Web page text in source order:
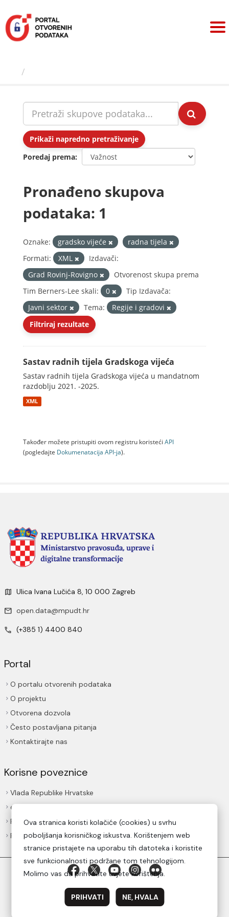
sadržaj
Prikaži napredno pretraživanje
Poredaj prema
Pronađeno skupova
podataka: 1
Oznake: gradsko vijeće
radna tijela
Formati:
XML
Izdavači:
Grad Rovinj-Rovigno
Otvorenost skupa prema
Tim Berners-Lee skali:
0
Tip Izdavača:
Javni sektor
Tema:
Regije i gradovi
Filtriraj rezultate
Sastav radnih tijela Gradskoga vijeća
Sastav radnih tijela Gradskoga vijeća u mandatnom
razdoblju 2021. -2025.
XML
Također možete pristupiti ovom registru koristeći API
(pogledajte Dokumenаtаcijа API-jа).